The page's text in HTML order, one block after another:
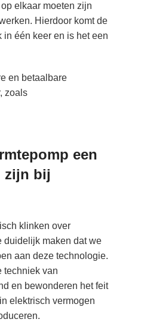
elkaar moeten zijn
Hierdoor komt de
één keer en is het een
en betaalbare
zoals
een
zijn bij
klinken over
duidelijk maken dat we
aan deze technologie.
techniek van
en bewonderen het feit
elektrisch vermogen